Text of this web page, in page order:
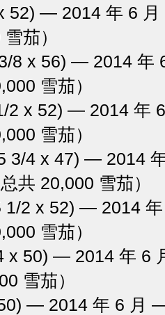
52) — 2014 年 6
茄）
8 x 56) — 2014 年
雪茄）
2 x 52) — 2014 年
雪茄）
3/4 x 47) — 2014
共 20,000 雪茄）
1/2 x 52) — 2014
雪茄）
x 50) — 2014 年 6
雪茄）
— 2014 年 6 月